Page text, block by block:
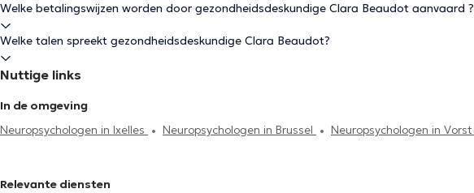
Welke betalingswijzen worden door gezondheidsdeskundige Clara Beaudot aanvaard ?
Welke talen spreekt gezondheidsdeskundige Clara Beaudot?
Nuttige links
In de omgeving
Neuropsychologen in Ixelles
Neuropsychologen in Brussel Neuropsychologen in Vorst
Relevante diensten